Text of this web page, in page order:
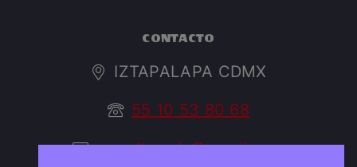
CONTACTO
IZTAPALAPA CDMX
55 10 53 80 68
argedtrendy@gmail.com